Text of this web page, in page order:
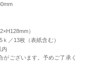
）
／13枚（表紙含む）
内
ございます。予めご了承く